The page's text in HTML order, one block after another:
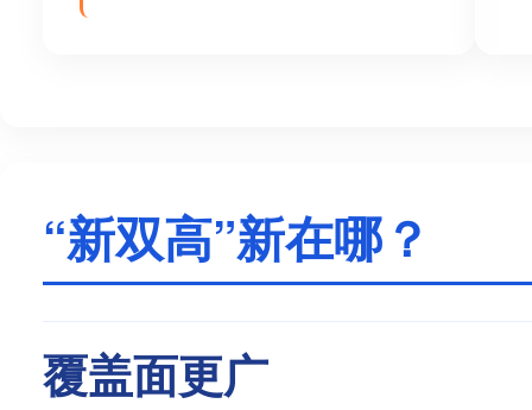
“新双高”新在哪？
覆盖面更广